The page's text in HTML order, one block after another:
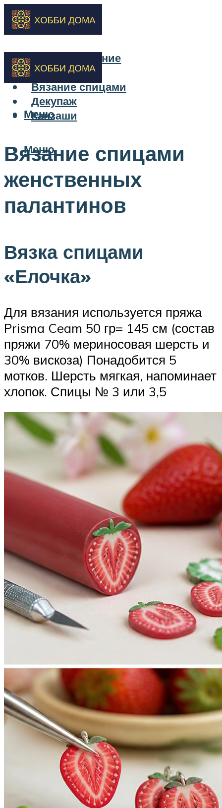
Бисероплетение
Вышивка
Вязание спицами
Декупаж
Канзаши
Меню
Меню
Вязание спицами
женственных
палантинов
Вязка спицами
«Елочка»
Для вязания используется пряжа
Prisma Ceam 50 гр= 145 см (состав
пряжи 70% мериносовая шерсть и
30% вискоза) Понадобится 5
мотков. Шерсть мягкая, напоминает
хлопок. Спицы № 3 или 3,5